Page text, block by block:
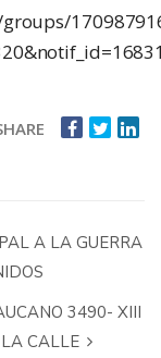
A LA GUERRA
3490- XIII
CALLE